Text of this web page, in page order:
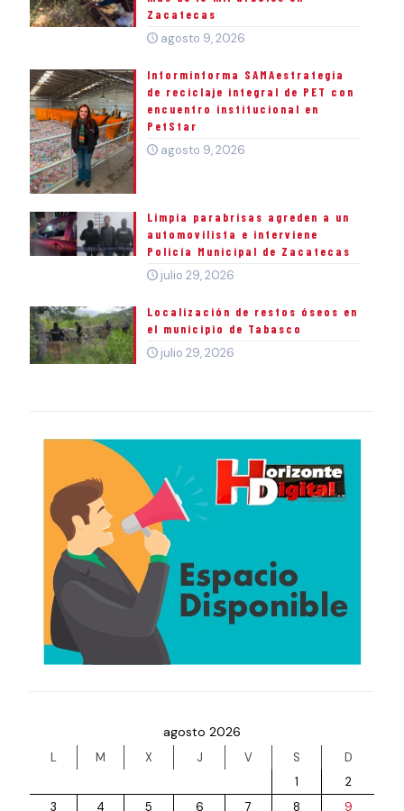
Zacatecas
agosto 9, 2026
Informinforma SAMAestrategia
de reciclaje integral de PET con
encuentro institucional en
PetStar
agosto 9, 2026
Limpia parabrisas agreden a un
automovilista e interviene
Policía Municipal de Zacatecas
julio 29, 2026
Localización de restos óseos en
el municipio de Tabasco
julio 29, 2026
agosto 2026
L M X J V S
D
1
2
3
4 5 6 7 8 9